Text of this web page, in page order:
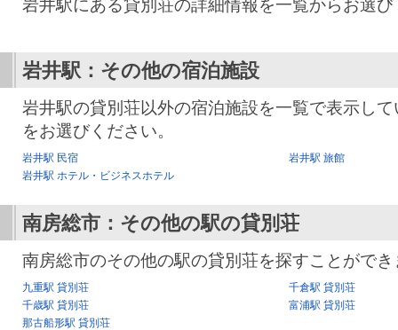
岩井駅にある貸別荘の詳細情報を一覧からお選
岩井駅：その他の宿泊施設
岩井駅の貸別荘以外の宿泊施設を一覧で表示し
をお選びください。
岩井駅 民宿
岩井駅 旅館
岩井駅 ホテル・ビジネスホテル
南房総市：その他の駅の貸別荘
南房総市のその他の駅の貸別荘を探すことができ
九重駅 貸別荘
千倉駅 貸別荘
千歳駅 貸別荘
富浦駅 貸別荘
那古船形駅 貸別荘